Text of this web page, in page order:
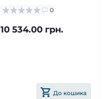
0
10 534.00 грн.
До кошика